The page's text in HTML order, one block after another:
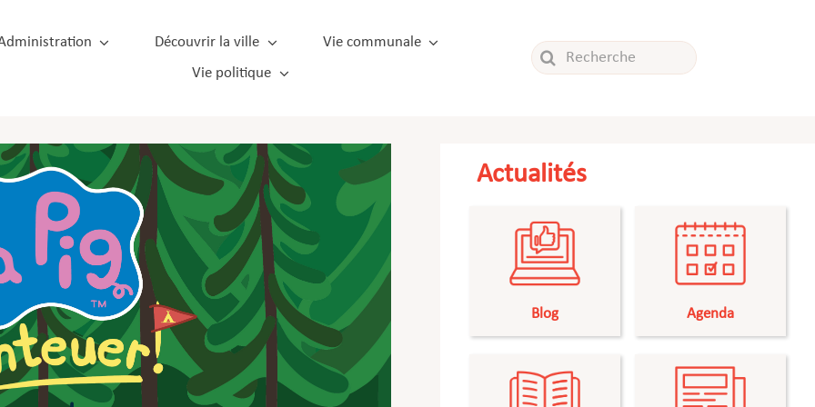
Découvrir la ville
Vie communale
Vie politique
Rechercher:
Actualités
Blog Agenda